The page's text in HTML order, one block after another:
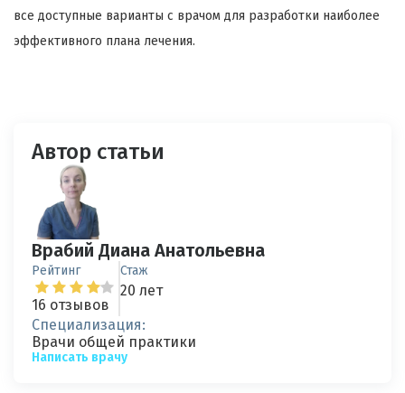
все доступные варианты с врачом для разработки наиболее
эффективного плана лечения.
Автор статьи
Врабий Диана Анатольевна
Рейтинг
16 отзывов
Стаж
20 лет
Специализация:
Врачи общей практики
Написать врачу